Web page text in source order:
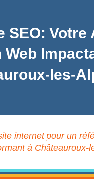
SEO: Votre
Web
les-
internet pour un
à Châteauroux-